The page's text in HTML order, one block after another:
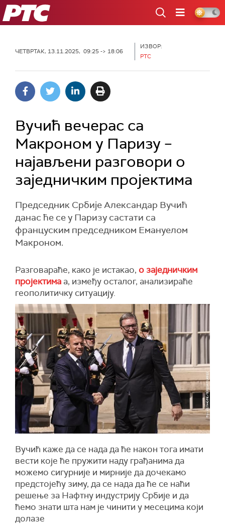
РТС
ЧЕТВРТАК, 13.11.2025, 09:25 -> 18:06
ИЗВОР:
РТС
Вучић вечерас са
Макроном у Паризу –
најављени разговори о
заједничким пројектима
Председник Србије Александар Вучић
данас ће се у Паризу састати са
француским председником Емануелом
Макроном.
Разговараће, како је истакао, о заједничким
пројектима а, између осталог, анализираће
геополитичку ситуацију.
Вучић каже да се нада да ће након тога имати
вести које ће пружити наду грађанима да
можемо сигурније и мирније да дочекамо
предстојећу зиму, да се нада да ће се наћи
решење за Нафтну индустрију Србије и да
ћемо знати шта нам је чинити у месецима који
долазе